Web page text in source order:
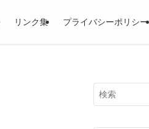
リンク集 プライバシーポリシー